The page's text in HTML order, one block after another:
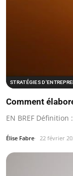
STRATÉGIES
Comment
EN BREF
Élise Fabre 22 février